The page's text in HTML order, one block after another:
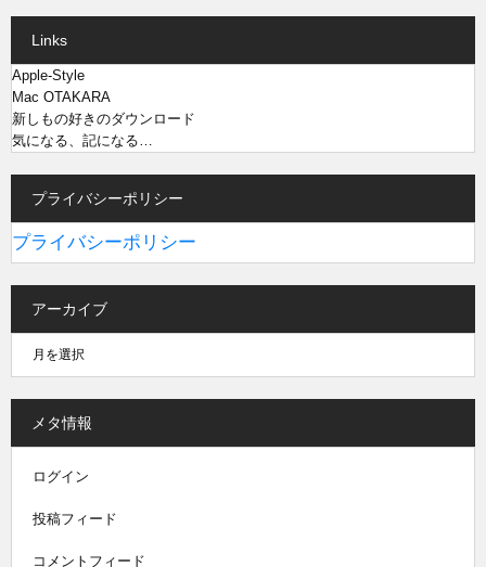
Links
Apple-Style
Mac OTAKARA
新しもの好きのダウンロード
気になる、記になる…
プライバシーポリシー
プライバシーポリシー
アーカイブ
メタ情報
ログイン
投稿フィード
コメントフィード